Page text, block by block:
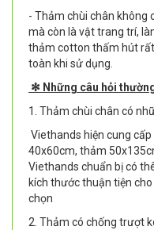
- Thảm chùi chân không
mà còn là vật trang trí,
thảm cotton thấm hút
toàn khi sử dụng.
✻ Những câu hỏi
1. Thảm chùi chân có
Viethands hiện cung
40x60cm, thảm
Viethands chuẩn bị có
kích thước thuận tiện
chọn
2. Thảm có chống trượt